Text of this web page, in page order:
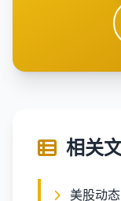
相关